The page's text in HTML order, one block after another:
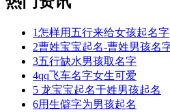
1怎样用五行来给女孩起名字
2曹姓宝宝起名-曹姓男孩名
3五行缺水男孩取名字
4qq飞车名字女生可爱
5 龙宝宝起名于姓男孩起名
6用生僻字为男孩起名